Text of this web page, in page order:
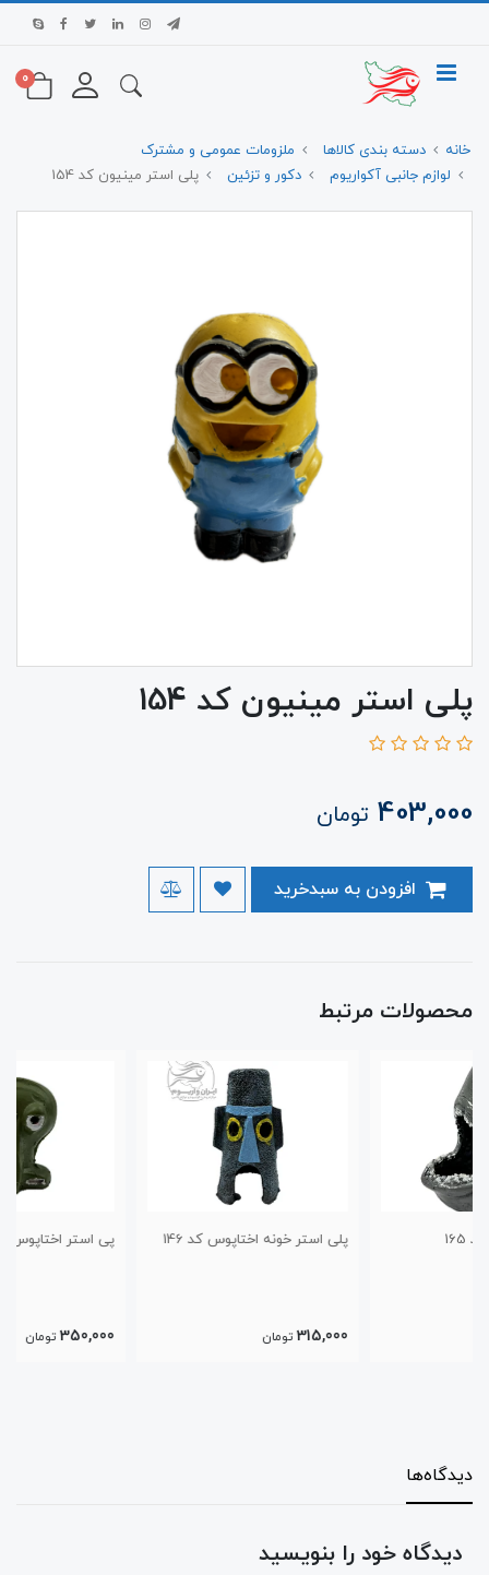
0
خانه دسته بندی کالاها
ملزومات عمومی و مشترک
لوازم جانبی آکواریوم
دکور و تزئین پلی استر مینیون کد 154
پلی استر مینیون کد 154
403,000 تومان
محصولات مرتبط
پلی استر خونه اختاپوس کد 146 پی استر اختاپوس کد 152
دیدگاه‌ها
دیدگاه خود را بنویسید